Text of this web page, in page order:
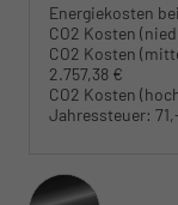
Energiekosten
CO2 Kosten
CO2 Kosten
2.757,38 €
CO2 Kosten
Jahressteuer: